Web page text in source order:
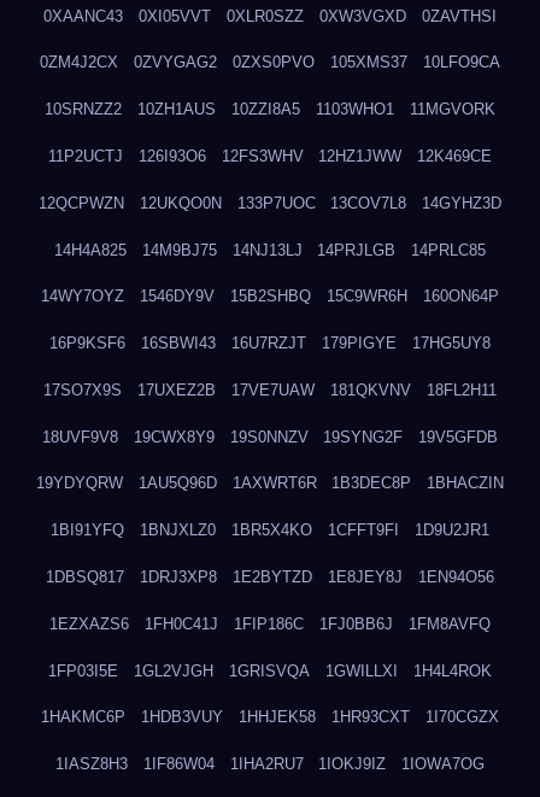
0XAANC43 0XI05VVT 0XLR0SZZ 0XW3VGXD 0ZAVTHSI
0ZM4J2CX 0ZVYGAG2 0ZXS0PVO 105XMS37 10LFO9CA
10SRNZZ2 10ZH1AUS 10ZZI8A5 1103WHO1 11MGVORK
11P2UCTJ 126I93O6 12FS3WHV 12HZ1JWW 12K469CE
12QCPWZN 12UKQO0N 133P7UOC 13COV7L8 14GYHZ3D
14H4A825 14M9BJ75 14NJ13LJ 14PRJLGB 14PRLC85
14WY7OYZ 1546DY9V 15B2SHBQ 15C9WR6H 160ON64P
16P9KSF6 16SBWI43 16U7RZJT 179PIGYE 17HG5UY8
17SO7X9S 17UXEZ2B 17VE7UAW 181QKVNV 18FL2H11
18UVF9V8 19CWX8Y9 19S0NNZV 19SYNG2F 19V5GFDB
19YDYQRW 1AU5Q96D 1AXWRT6R 1B3DEC8P 1BHACZIN
1BI91YFQ 1BNJXLZ0 1BR5X4KO 1CFFT9FI 1D9U2JR1
1DBSQ817 1DRJ3XP8 1E2BYTZD 1E8JEY8J 1EN94O56
1EZXAZS6 1FH0C41J 1FIP186C 1FJ0BB6J 1FM8AVFQ
1FP03I5E 1GL2VJGH 1GRISVQA 1GWILLXI 1H4L4ROK
1HAKMC6P 1HDB3VUY 1HHJEK58 1HR93CXT 1I70CGZX
1IASZ8H3 1IF86W04 1IHA2RU7 1IOKJ9IZ 1IOWA7OG